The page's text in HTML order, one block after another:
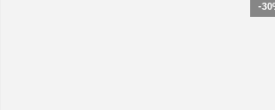
-